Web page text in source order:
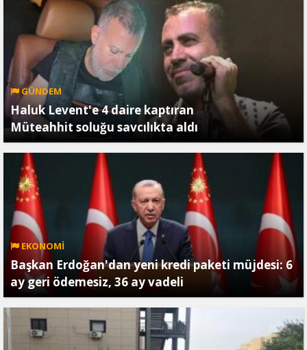
GÜNDEM
Haluk Levent'e 4 daire kaptıran
Müteahhit soluğu savcılıkta aldı
EKONOMİ
Başkan Erdoğan'dan yeni kredi paketi müjdesi: 6
ay geri ödemesiz, 36 ay vadeli